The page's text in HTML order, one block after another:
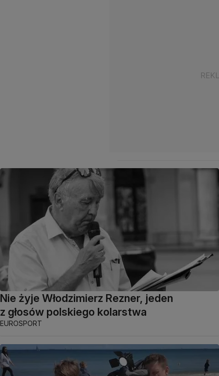
Nie żyje Włodzimierz Rezner, jeden
z głosów polskiego kolarstwa
EUROSPORT